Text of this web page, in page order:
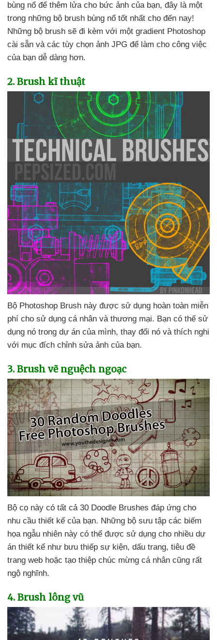
bùng nổ để thêm lửa cho bức ảnh của bạn, đây là một
trong những bộ brush bùng nổ tốt nhất cho đến nay!
Những bộ brush sẽ đi kèm với một gradient Photoshop
cài sẵn và các tùy chọn ảnh JPG để làm cho công việc
của bạn dễ dàng hơn.
2. Brush kĩ thuật
Bộ Photoshop Brush này được sử dụng hoàn toàn miễn
phí cho sử dụng cá nhân và thương mại. Bạn có thể sử
dụng nó trong dự án của mình, thay đổi nó và thích nghi
với mục đích chỉnh sửa ảnh của bạn.
3. Brush vẽ nguệch ngoạc
Bộ cọ này có tất cả 30 Doodle Brushes đáp ứng cho
nhu cầu thiết kế của bạn. Những bộ sưu tập các biếm
họa ngẫu nhiên này có thể được sử dụng cho nhiều dự
án thiết kế như bưu thiếp sự kiện, dấu trang, tiêu đề
trang web hoặc tạo thiệp chúc mừng cá nhân cũng rất
ngộ nghĩnh.
4. Brush lông vũ